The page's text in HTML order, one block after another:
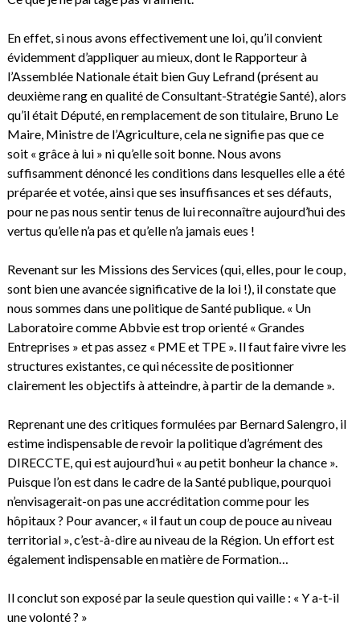
En effet, si nous avons effectivement une loi, qu’il convient
évidemment d’appliquer au mieux, dont le Rapporteur à
l’Assemblée Nationale était bien Guy Lefrand (présent au
deuxième rang en qualité de Consultant-Stratégie Santé), alors
qu’il était Député, en remplacement de son titulaire, Bruno Le
Maire, Ministre de l’Agriculture, cela ne signifie pas que ce
soit « grâce à lui » ni qu’elle soit bonne. Nous avons
suffisamment dénoncé les conditions dans lesquelles elle a été
préparée et votée, ainsi que ses insuffisances et ses défauts,
pour ne pas nous sentir tenus de lui reconnaître aujourd’hui des
vertus qu’elle n’a pas et qu’elle n’a jamais eues !
Revenant sur les Missions des Services (qui, elles, pour le coup,
sont bien une avancée significative de la loi !), il constate que
nous sommes dans une politique de Santé publique. « Un
Laboratoire comme Abbvie est trop orienté « Grandes
Entreprises » et pas assez « PME et TPE ». Il faut faire vivre les
structures existantes, ce qui nécessite de positionner
clairement les objectifs à atteindre, à partir de la demande ».
Reprenant une des critiques formulées par Bernard Salengro, il
estime indispensable de revoir la politique d’agrément des
DIRECCTE, qui est aujourd’hui « au petit bonheur la chance ».
Puisque l’on est dans le cadre de la Santé publique, pourquoi
n’envisagerait-on pas une accréditation comme pour les
hôpitaux ? Pour avancer, « il faut un coup de pouce au niveau
territorial », c’est-à-dire au niveau de la Région. Un effort est
également indispensable en matière de Formation…
Il conclut son exposé par la seule question qui vaille : « Y a-t-il
une volonté ? »